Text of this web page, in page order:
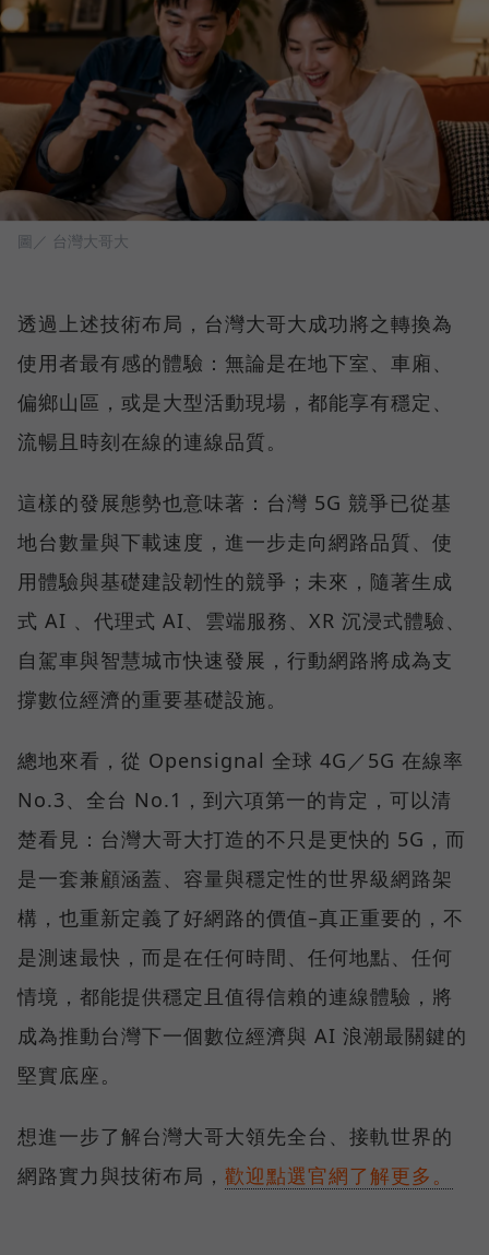
圖／ 台灣大哥大
透過上述技術布局，台灣大哥大成功將之轉換為
使用者最有感的體驗：無論是在地下室、車廂、
偏鄉山區，或是大型活動現場，都能享有穩定、
流暢且時刻在線的連線品質。
這樣的發展態勢也意味著：台灣 5G 競爭已從基
地台數量與下載速度，進一步走向網路品質、使
用體驗與基礎建設韌性的競爭；未來，隨著生成
式 AI 、代理式 AI、雲端服務、XR 沉浸式體驗、
自駕車與智慧城市快速發展，行動網路將成為支
撐數位經濟的重要基礎設施。
總地來看，從 Opensignal 全球 4G／5G 在線率
No.3、全台 No.1，到六項第一的肯定，可以清
楚看見：台灣大哥大打造的不只是更快的 5G，而
是一套兼顧涵蓋、容量與穩定性的世界級網路架
構，也重新定義了好網路的價值–真正重要的，不
是測速最快，而是在任何時間、任何地點、任何
情境，都能提供穩定且值得信賴的連線體驗，將
成為推動台灣下一個數位經濟與 AI 浪潮最關鍵的
堅實底座。
想進一步了解台灣大哥大領先全台、接軌世界的
網路實力與技術布局， 歡迎點選官網了解更多。